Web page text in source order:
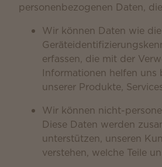
personenbezogenen Daten,
Wir können Daten wie
erfassen, die mit der
Informationen helfen uns
unserer Produkte,
Wir können nicht-
Diese Daten werden
unterstützen, unseren
verstehen, welche Teile